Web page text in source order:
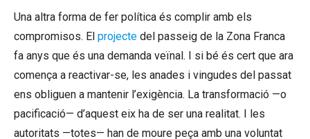
Una altra forma de fer política és complir amb els
compromisos. El projecte del passeig de la Zona Franca
fa anys que és una demanda veïnal. I si bé és cert que ara
comença a reactivar-se, les anades i vingudes del passat
ens obliguen a mantenir l’exigència. La transformació —o
pacificació— d’aquest eix ha de ser una realitat. I les
autoritats —totes— han de moure peça amb una voluntat